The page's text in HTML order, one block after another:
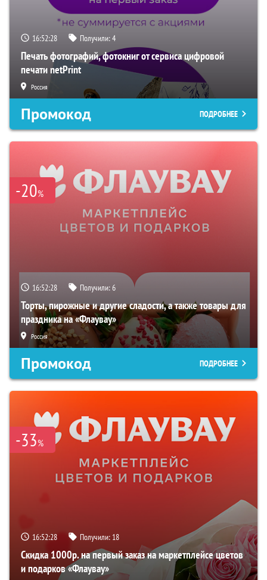
16:52:27 Получили:4
Печать фотографий, фотокниг от сервиса цифровой
печати netPrint
Россия
Промокод ПОДРОБНЕЕ
-20%
16:52:27 Получили:6
Торты, пирожные и другие сладости, а также товары для
праздника на «Флаувау»
Россия
Промокод ПОДРОБНЕЕ
-33%
16:52:27 Получили: 18
Скидка 1000р. на первый заказ на маркетплейсе цветов
и подарков «Флаувау»